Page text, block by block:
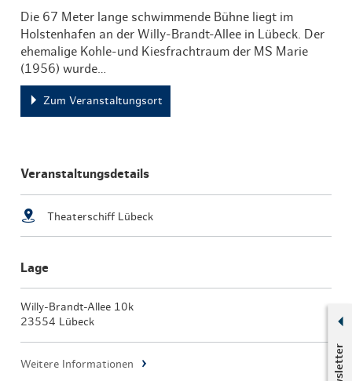
Die 67 Meter lange schwimmende Bühne liegt im
Holstenhafen an der Willy-Brandt-Allee in Lübeck. Der
ehemalige Kohle-und Kiesfrachtraum der MS Marie
(1956) wurde…
Zum Veranstaltungsort
Veranstaltungsdetails
Theaterschiff Lübeck
Lage
Willy-Brandt-Allee 10k
23554 Lübeck
Weitere Informationen